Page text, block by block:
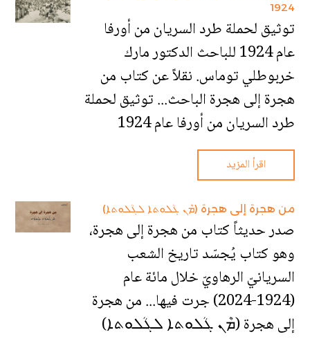
1924
توثيق لحملة طرد السريان من أورفا
عام 1924 للباحث الدكتور مارك
خربوطلي توماس. نقلاً عن كتاب من
هجرة إلى هجرة الباحث... توثيق لحملة
طرد السريان من أورفا عام 1924
اقرأ المزيد
من هجرة إلى هجرة (ܡܶܢ ܓܳܠܘܬܐ ܠܓܳܠܘܬܐ)
صدر حديثاً كتاب من هجرة إلى هجرة،
وهو كتاب يُجسّد تاريخ الشعب
السريانيّ الرهاويّ خلال مائة عام
(1924-2024) جرت فيها... من هجرة
إلى هجرة (ܡܶܢ ܓܳܠܘܬܐ ܠܓܳܠܘܬܐ)